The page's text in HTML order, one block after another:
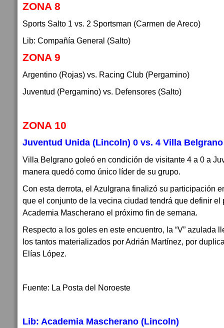
ZONA 8
Sports Salto 1 vs. 2 Sportsman (Carmen de Areco)
Lib: Compañía General (Salto)
ZONA 9
Argentino (Rojas) vs. Racing Club (Pergamino)
Juventud (Pergamino) vs. Defensores (Salto)
ZONA 10
Juventud Unida (Lincoln) 0 vs. 4 Villa
Villa Belgrano goleó en condición de visitante 4 a 0 a
manera quedó como único líder de su grupo.
Con esta derrota, el Azulgrana finalizó su participación
que el conjunto de la vecina ciudad tendrá que definir el
Academia Mascherano el próximo fin de semana.
Respecto a los goles en este encuentro, la “V” azulada
los tantos materializados por Adrián Martínez, por
Elías López.
Fuente: La Posta del Noroeste
Lib: Academia Mascherano (Lincoln)